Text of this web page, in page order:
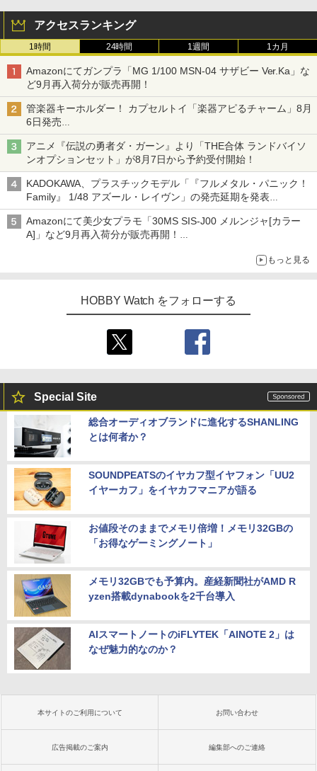
アクセスランキング
1時間 24時間 1週間 1カ月
Amazonにてガンプラ「MG 1/100 MSN-04 サザビー Ver.Ka」な
ど9月再入荷分が販売再開！
管楽器キーホルダー！ カプセルトイ「楽器アピるチャーム」8月
6日発売
チューバ、テナサクなど5種各3色
アニメ『伝説の勇者ダ・ガーン』より「THE合体 ランドバイソ
ンオプションセット」が8月7日から予約受付開始！
KADOKAWA、プラスチックモデル「『フルメタル・パニック！
Family』 1/48 アズール・レイヴン」の発売延期を発表
8月から9月に延期
Amazonにて美少女プラモ「30MS SIS-J00 メルンジャ[カラー
A]」など9月再入荷分が販売再開！
もっと見る
HOBBY Watch をフォローする
Special Site
総合オーディオブランドに進化するSHANLING
とは何者か？
SOUNDPEATSのイヤカフ型イヤフォン「UU2
イヤーカフ」をイヤカフマニアが語る
お値段そのままでメモリ倍増！メモリ32GBの
「お得なゲーミングノート」
メモリ32GBでも予算内。産経新聞社がAMD R
yzen搭載dynabookを2千台導入
AIスマートノートのiFLYTEK「AINOTE 2」は
なぜ魅力的なのか？
本サイトのご利用について お問い合わせ
広告掲載のご案内 編集部へのご連絡